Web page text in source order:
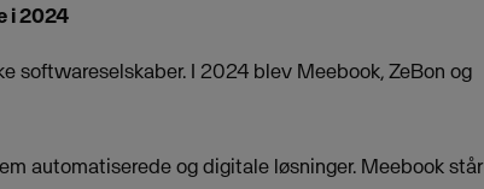
i 2024
I 2024 blev Meebook, ZeBon og
automatiserede og digitale løsninger. Meebook står